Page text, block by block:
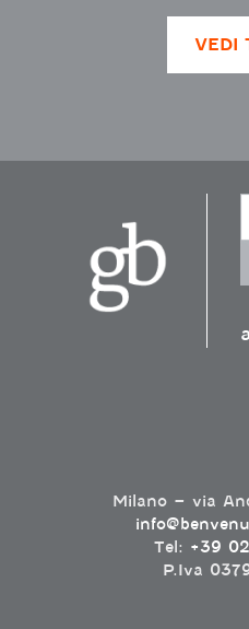
VEDI
Milano – via
Tel: +39
P.Iva